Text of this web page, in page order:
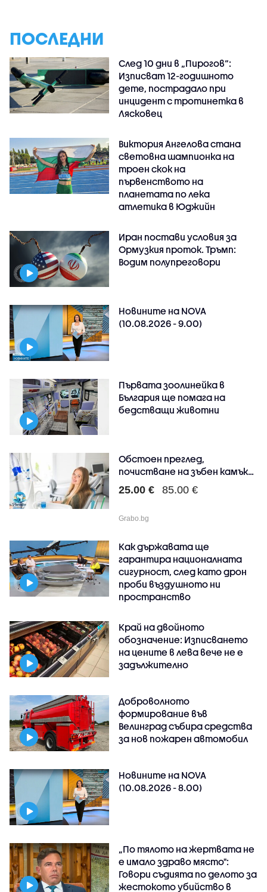
ПОСЛЕДНИ
След 10 дни в „Пирогов“:
Изписват 12-годишното
дете, пострадало при
инцидент с тротинетка в
Лясковец
Виктория Ангелова стана
световна шампионка на
троен скок на
първенството на
планетата по лека
атлетика в Юджийн
Иран постави условия за
Ормузкия проток. Тръмп:
Водим полупреговори
Новините на NOVA
(10.08.2026 - 9.00)
Първата зоолинейка в
България ще помага на
бедстващи животни
Обстоен преглед,
почистване на зъбен камък
и..
25.00 € 85.00 €
Grabo.bg
Как държавата ще
гарантира националната
сигурност, след като дрон
проби въздушното ни
пространство
Край на двойното
обозначение: Изписването
на цените в лева вече не е
задължително
Доброволното
формирование във
Велинград събира средства
за нов пожарен автомобил
Новините на NOVA
(10.08.2026 - 8.00)
„По тялото на жертвата не
е имало здраво място":
Говори съдията по делото за
жестокото убийство в